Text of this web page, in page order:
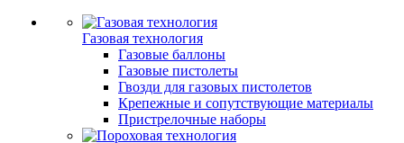
Газовая технология
Газовые баллоны
Газовые пистолеты
Гвозди для газовых пистолетов
Крепежные и сопутствующие материалы
Пристрелочные наборы